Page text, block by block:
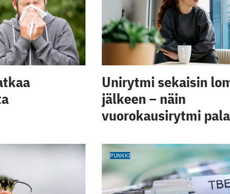
Unirytmi sekaisin
jälkeen – näin
vuorokausirytmi
PUNKKI